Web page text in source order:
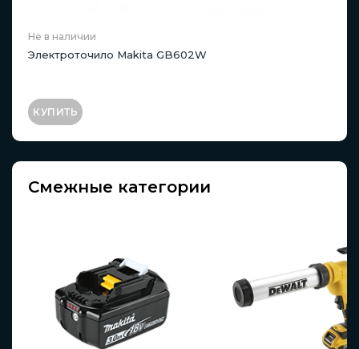
Не в наличии
Электроточило Makita GB602W
КУПИТЬ
Смежные категории